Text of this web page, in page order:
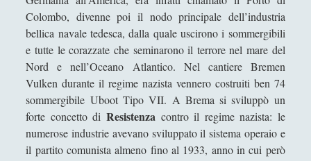
► Ironia(7)
Un Po’ Di Narrativa
► Attualità(12)
► Azione Filosofica(4)
► Cinema e Serie(15)
► Collana di Scuola Filosofica(13)
Colombo, divenne poi il nodo principale dell’industria
bellica navale tedesca, dalla quale uscirono i sommergibili
e tutte le corazzate che seminarono il terrore nel mare del
Nord e nell’Oceano Atlantico. Nel cantiere Bremen
Vulken durante il regime nazista vennero costruiti ben 74
sommergibile Uboot Tipo VII. A Brema si sviluppò un
forte concetto di Resistenza contro il regime nazista: le
numerose industrie avevano sviluppato il sistema operaio e
il partito comunista almeno fino al 1933, anno in cui però